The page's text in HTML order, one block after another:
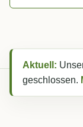
Aktuell:
geschlossen.